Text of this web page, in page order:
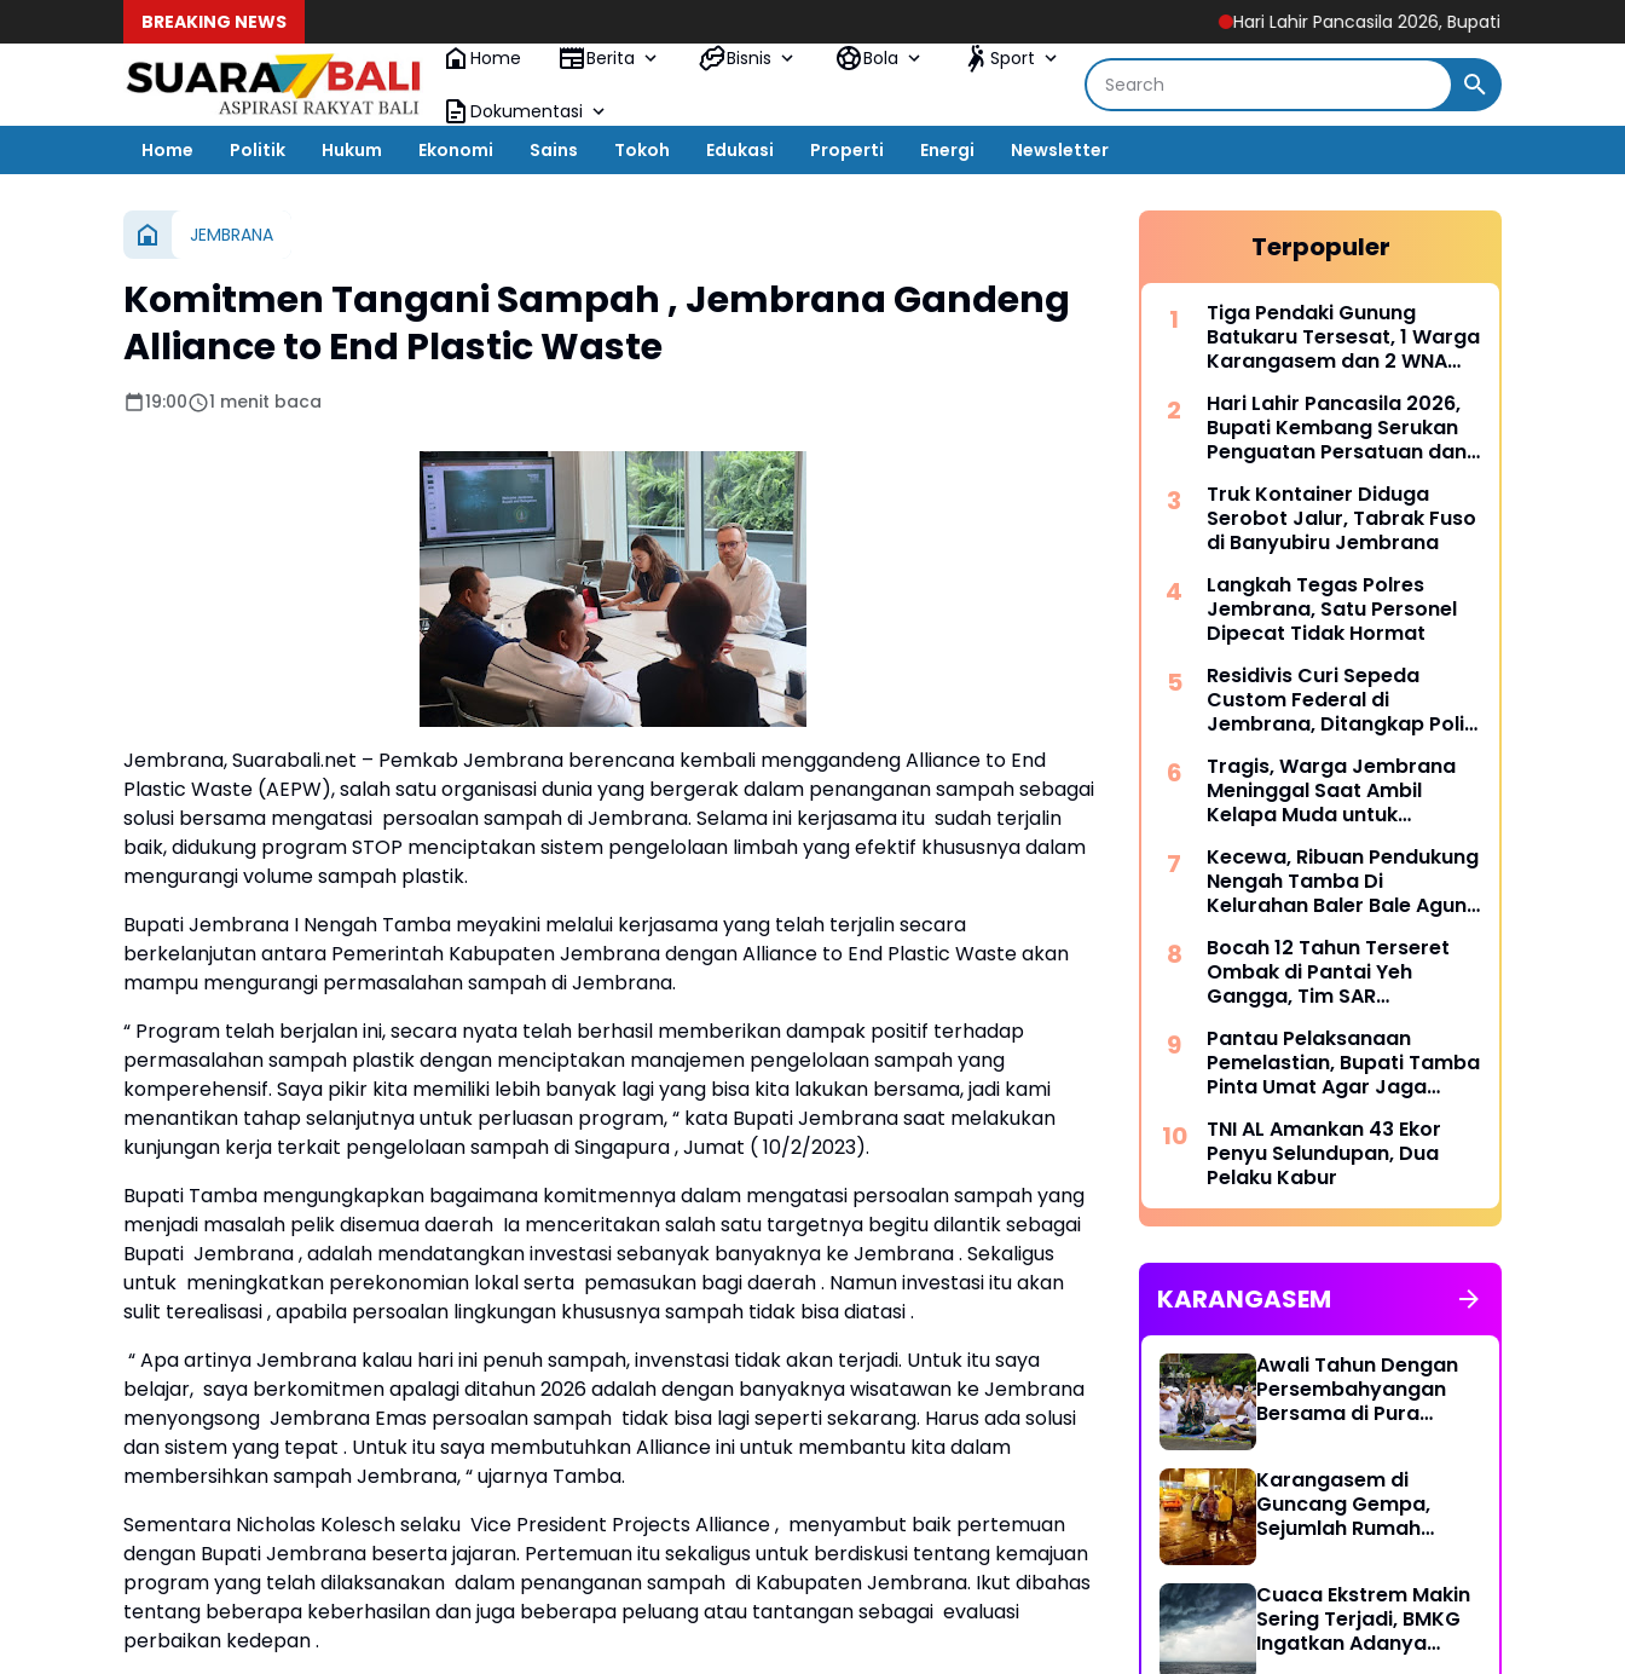
BREAKING NEWS
Hari Lahir Pancasila 2026, Bupati Kembang Serukan
Home
Berita Bisnis Bola Sport
Dokumentasi
Home
Politik Hukum Ekonomi Sains Tokoh Edukasi Properti Energi Newsletter
JEMBRANA
Komitmen Tangani Sampah , Jembrana Gandeng
Alliance to End Plastic Waste
19:00 1 menit baca
Jembrana, Suarabali.net – Pemkab Jembrana berencana kembali menggandeng Alliance to End
Plastic Waste (AEPW), salah satu organisasi dunia yang bergerak dalam penanganan sampah sebagai
solusi bersama mengatasi persoalan sampah di Jembrana. Selama ini kerjasama itu sudah terjalin
baik, didukung program STOP menciptakan sistem pengelolaan limbah yang efektif khususnya dalam
mengurangi volume sampah plastik.
Bupati Jembrana I Nengah Tamba meyakini melalui kerjasama yang telah terjalin secara
berkelanjutan antara Pemerintah Kabupaten Jembrana dengan Alliance to End Plastic Waste akan
mampu mengurangi permasalahan sampah di Jembrana.
“ Program telah berjalan ini, secara nyata telah berhasil memberikan dampak positif terhadap
permasalahan sampah plastik dengan menciptakan manajemen pengelolaan sampah yang
komperehensif. Saya pikir kita memiliki lebih banyak lagi yang bisa kita lakukan bersama, jadi kami
menantikan tahap selanjutnya untuk perluasan program, “ kata Bupati Jembrana saat melakukan
kunjungan kerja terkait pengelolaan sampah di Singapura , Jumat ( 10/2/2023).
Bupati Tamba mengungkapkan bagaimana komitmennya dalam mengatasi persoalan sampah yang
menjadi masalah pelik disemua daerah Ia menceritakan salah satu targetnya begitu dilantik sebagai
Bupati Jembrana , adalah mendatangkan investasi sebanyak banyaknya ke Jembrana . Sekaligus
untuk meningkatkan perekonomian lokal serta pemasukan bagi daerah . Namun investasi itu akan
sulit terealisasi , apabila persoalan lingkungan khususnya sampah tidak bisa diatasi .
“ Apa artinya Jembrana kalau hari ini penuh sampah, invenstasi tidak akan terjadi. Untuk itu saya
belajar, saya berkomitmen apalagi ditahun 2026 adalah dengan banyaknya wisatawan ke Jembrana
menyongsong Jembrana Emas persoalan sampah tidak bisa lagi seperti sekarang. Harus ada solusi
dan sistem yang tepat . Untuk itu saya membutuhkan Alliance ini untuk membantu kita dalam
membersihkan sampah Jembrana, “ ujarnya Tamba.
Sementara Nicholas Kolesch selaku Vice President Projects Alliance , menyambut baik pertemuan
dengan Bupati Jembrana beserta jajaran. Pertemuan itu sekaligus untuk berdiskusi tentang kemajuan
program yang telah dilaksanakan dalam penanganan sampah di Kabupaten Jembrana. Ikut dibahas
tentang beberapa keberhasilan dan juga beberapa peluang atau tantangan sebagai evaluasi
perbaikan kedepan .
Terpopuler
Tiga Pendaki Gunung
Batukaru Tersesat, 1 Warga
Karangasem dan 2 WNA
Tim SAR Gabungan
Hari Lahir Pancasila 2026,
Bupati Kembang Serukan
Penguatan Persatuan dan
Tantangan Global
Truk Kontainer Diduga
Serobot Jalur, Tabrak Fuso
di Banyubiru Jembrana
Langkah Tegas Polres
Jembrana, Satu Personel
Dipecat Tidak Hormat
Residivis Curi Sepeda
Custom Federal di
Jembrana, Ditangkap Polisi
Tragis, Warga Jembrana
Meninggal Saat Ambil
Kelapa Muda untuk
Kecewa, Ribuan Pendukung
Nengah Tamba Di
Kelurahan Baler Bale Agung
Bocah 12 Tahun Terseret
Ombak di Pantai Yeh
Gangga, Tim SAR
Pesisir
Pantau Pelaksanaan
Pemelastian, Bupati Tamba
Pinta Umat Agar Jaga
TNI AL Amankan 43 Ekor
Penyu Selundupan, Dua
Pelaku Kabur
KARANGASEM
Awali Tahun Dengan
Persembahyangan
Bersama di Pura
Karangasem di
Guncang Gempa,
Sejumlah Rumah
Cuaca Ekstrem Makin
Sering Terjadi, BMKG
Ingatkan Adanya